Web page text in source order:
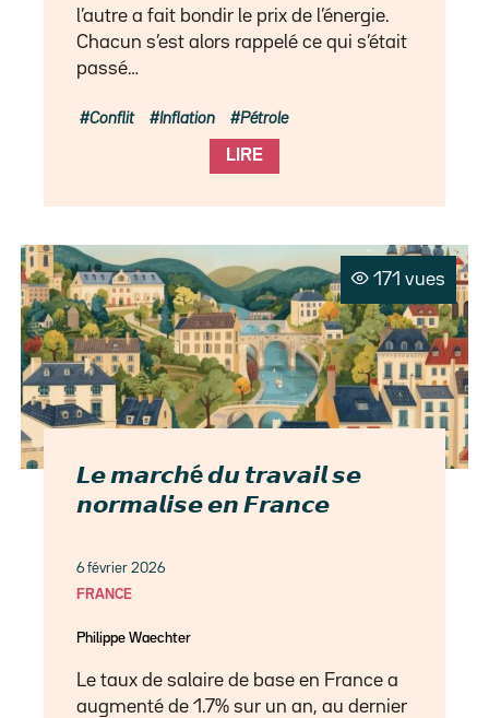
l’autre a fait bondir le prix de l’énergie.
Chacun s’est alors rappelé ce qui s’était
passé…
LIRE
Conflit Inflation Pétrole
171 vues
𝙇𝙚 𝙢𝙖𝙧𝙘𝙝é 𝙙𝙪 𝙩𝙧𝙖𝙫𝙖𝙞𝙡 𝙨𝙚
𝙣𝙤𝙧𝙢𝙖𝙡𝙞𝙨𝙚 𝙚𝙣 𝙁𝙧𝙖𝙣𝙘𝙚
6 février 2026
FRANCE
Philippe Waechter
Le taux de salaire de base en France a
augmenté de 1.7% sur un an, au dernier